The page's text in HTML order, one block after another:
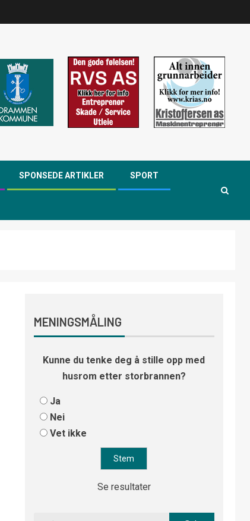
SPONSEDE ARTIKLER SPORT
MENINGSMÅLING
Kunne du tenke deg å stille opp med
husrom etter storbrannen?
Ja
Nei
Vet ikke
Se resultater